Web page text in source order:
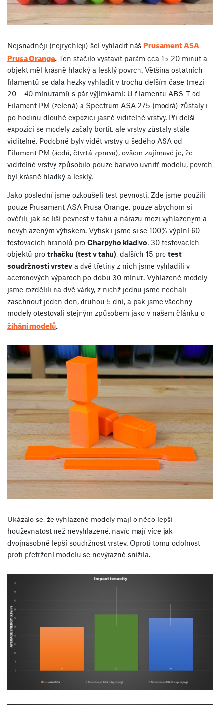
Nejsnadněji (nejrychleji) šel vyhladit náš Prusament ASA
Prusa Orange. Ten stačilo vystavit parám cca 15-20 minut a
objekt měl krásně hladký a lesklý povrch. Většina ostatních
filamentů se dala hezky vyhladit v trochu delším čase (mezi
20 – 40 minutami) s pár výjimkami: U filamentu ABS-T od
Filament PM (zelená) a Spectrum ASA 275 (modrá) zůstaly i
po hodinu dlouhé expozici jasně viditelné vrstvy. Při delší
expozici se modely začaly bortit, ale vrstvy zůstaly stále
viditelné. Podobně byly vidět vrstvy u šedého ASA od
Filament PM (šedá, čtvrtá zprava), ovšem zajímavé je, že
viditelné vrstvy způsobilo pouze barvivo uvnitř modelu, povrch
byl krásně hladký a lesklý.
Jako poslední jsme ozkoušeli test pevnosti. Zde jsme použili
pouze Prusament ASA Prusa Orange, pouze abychom si
ověřili, jak se liší pevnost v tahu a nárazu mezi vyhlazeným a
nevyhlazeným výtiskem. Vytiskli jsme si se 100% výplní 60
testovacích hranolů pro Charpyho kladivo, 30 testovacích
objektů pro trhačku (test v tahu), dalších 15 pro test
soudržnosti vrstev a dvě třetiny z nich jsme vyhladili v
acetonových výparech po dobu 30 minut. Vyhlazené modely
jsme rozdělili na dvě várky, z nichž jednu jsme nechali
zaschnout jeden den, druhou 5 dní, a pak jsme všechny
modely otestovali stejným způsobem jako v našem článku o
žíhání modelů.
Ukázalo se, že vyhlazené modely mají o něco lepší
houževnatost než nevyhlazené, navíc mají více jak
dvojnásobně lepší soudržnost vrstev. Oproti tomu odolnost
proti přetržení modelu se nevýrazně snížila.